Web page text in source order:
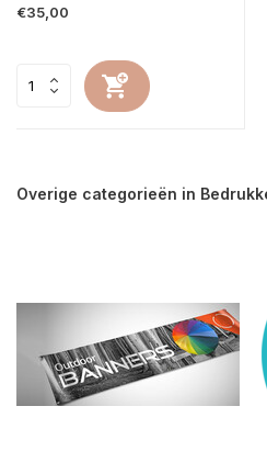
€35,00
Overige categorieën in